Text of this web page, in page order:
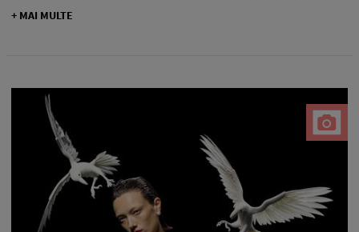
+ MAI MULTE